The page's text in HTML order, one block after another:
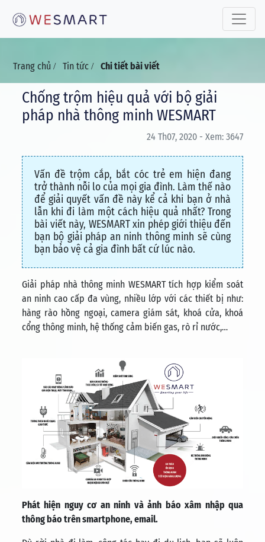
Trang chủ / Tin tức / Chi tiết bài viết
Chống trộm hiệu quả với bộ giải
pháp nhà thông minh WESMART
24 Th07, 2020 - Xem: 3647
Vấn đề trộm cắp, bắt cóc trẻ em hiện đang
trở thành nỗi lo của mọi gia đình. Làm thế nào
để giải quyết vấn đề này kể cả khi bạn ở nhà
lẫn khi đi làm một cách hiệu quả nhất? Trong
bài viết này, WESMART xin phép giới thiệu đến
bạn bộ giải pháp an ninh thông minh sẽ cùng
bạn bảo vệ cả gia đình bất cứ lúc nào.
Giải pháp nhà thông minh WESMART tích hợp kiểm soát
an ninh cao cấp đa vùng, nhiều lớp với các thiết bị như:
hàng rào hồng ngoại, camera giám sát, khoá cửa, khoá
cổng thông minh, hệ thống cảm biến gas, rò rỉ nước,…
Phát hiện nguy cơ an ninh và ảnh báo xâm nhập qua
thông báo trên smartphone, email.